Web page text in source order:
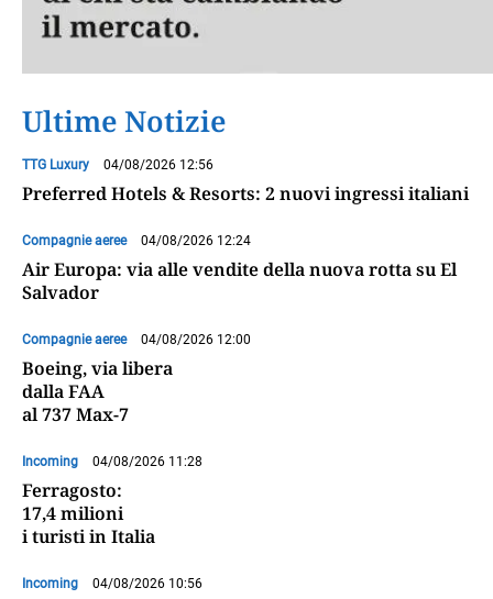
Ultime Notizie
TTG Luxury 04/08/2026 12:56
Preferred Hotels & Resorts: 2 nuovi ingressi italiani
Compagnie aeree 04/08/2026 12:24
Air Europa: via alle vendite della nuova rotta su El
Salvador
Compagnie aeree 04/08/2026 12:00
Boeing, via libera
dalla FAA
al 737 Max-7
Incoming 04/08/2026 11:28
Ferragosto:
17,4 milioni
i turisti in Italia
Incoming 04/08/2026 10:56